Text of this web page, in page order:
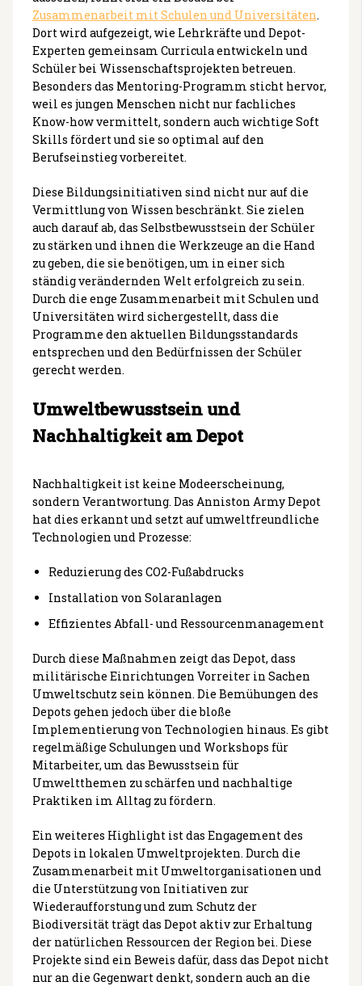
Zusammenarbeit mit Schulen und Universitäten.
Dort wird aufgezeigt, wie Lehrkräfte und Depot-
Experten gemeinsam Curricula entwickeln und
Schüler bei Wissenschaftsprojekten betreuen.
Besonders das Mentoring-Programm sticht hervor,
weil es jungen Menschen nicht nur fachliches
Know-how vermittelt, sondern auch wichtige Soft
Skills fördert und sie so optimal auf den
Berufseinstieg vorbereitet.
Diese Bildungsinitiativen sind nicht nur auf die
Vermittlung von Wissen beschränkt. Sie zielen
auch darauf ab, das Selbstbewusstsein der Schüler
zu stärken und ihnen die Werkzeuge an die Hand
zu geben, die sie benötigen, um in einer sich
ständig verändernden Welt erfolgreich zu sein.
Durch die enge Zusammenarbeit mit Schulen und
Universitäten wird sichergestellt, dass die
Programme den aktuellen Bildungsstandards
entsprechen und den Bedürfnissen der Schüler
gerecht werden.
Umweltbewusstsein und
Nachhaltigkeit am Depot
Nachhaltigkeit ist keine Modeerscheinung,
sondern Verantwortung. Das Anniston Army Depot
hat dies erkannt und setzt auf umweltfreundliche
Technologien und Prozesse:
Reduzierung des CO2-Fußabdrucks
Installation von Solaranlagen
Effizientes Abfall- und Ressourcenmanagement
Durch diese Maßnahmen zeigt das Depot, dass
militärische Einrichtungen Vorreiter in Sachen
Umweltschutz sein können. Die Bemühungen des
Depots gehen jedoch über die bloße
Implementierung von Technologien hinaus. Es gibt
regelmäßige Schulungen und Workshops für
Mitarbeiter, um das Bewusstsein für
Umweltthemen zu schärfen und nachhaltige
Praktiken im Alltag zu fördern.
Ein weiteres Highlight ist das Engagement des
Depots in lokalen Umweltprojekten. Durch die
Zusammenarbeit mit Umweltorganisationen und
die Unterstützung von Initiativen zur
Wiederaufforstung und zum Schutz der
Biodiversität trägt das Depot aktiv zur Erhaltung
der natürlichen Ressourcen der Region bei. Diese
Projekte sind ein Beweis dafür, dass das Depot nicht
nur an die Gegenwart denkt, sondern auch an die